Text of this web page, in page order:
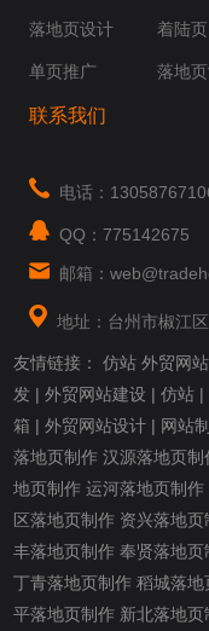
落地页设计
单页推广
着陆页
落地
联系我们
电话：
QQ：775142675
邮箱：
地址：台州市椒江
友情链接：仿站 外贸网
发 |外贸网站建设 |仿站 |
箱 |外贸网站设计 | 网站
落地页制作 汉源落地页制
地页制作 运河落地页制作
区落地页制作 资兴落地页
丰落地页制作 奉贤落地页
丁青落地页制作 稻城落地
平落地页制作 新北落地页